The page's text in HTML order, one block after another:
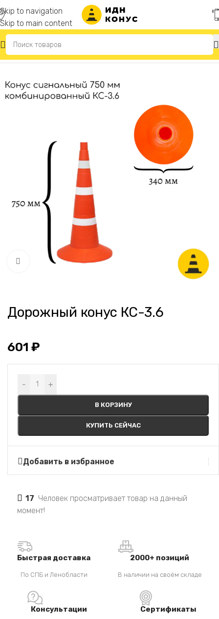
Skip to navigation
Skip to main content
Главная Конусы дорожные
Нажмите, чтобы увеличить
Дорожный конус КС-3.6
601 ₽
- +
В КОРЗИНУ
КУПИТЬ СЕЙЧАС
Alternative:
Добавить в избранное
17 Человек просматривает товар на данный
момент!
Быстрая доставка
По СПБ и Ленобласти
2000+ позиций
В наличии на своём складе
Консультации Сертификаты